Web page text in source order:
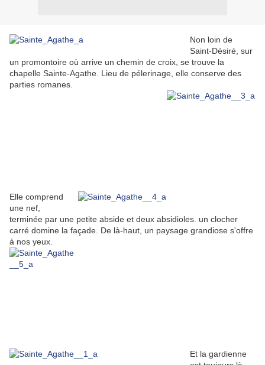
Non loin de
Saint-Désiré, sur
un promontoire où arrive un chemin de croix, se trouve la
chapelle Sainte-Agathe. Lieu de pélerinage, elle conserve des
parties romanes.
Elle comprend
une nef,
terminée par une petite abside et deux absidioles. un clocher
carré domine la façade. De là-haut, un paysage grandiose s'offre
à nos yeux.
Et la gardienne